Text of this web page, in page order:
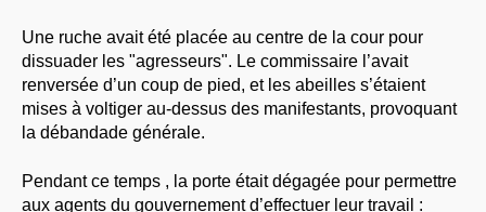
Une ruche avait été placée au centre de la cour pour
dissuader les "agresseurs". Le commissaire l’avait
renversée d’un coup de pied, et les abeilles s’étaient
mises à voltiger au-dessus des manifestants, provoquant
la débandade générale.
Pendant ce temps , la porte était dégagée pour permettre
aux agents du gouvernement d’effectuer leur travail :